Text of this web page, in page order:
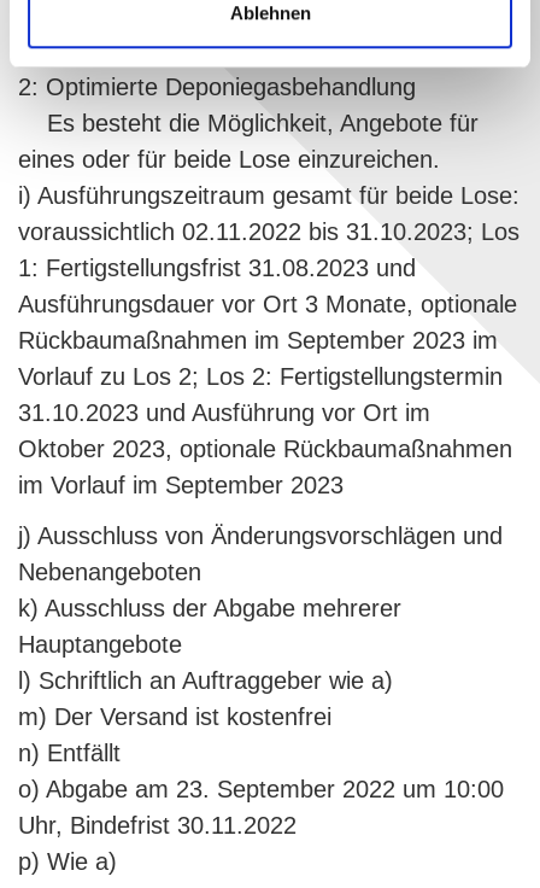
Ablehnen
keine Planungsleistungen gefordert
h) Los 1: Optimierte Deponiegasfassung – Los
2: Optimierte Deponiegasbehandlung
Es besteht die Möglichkeit, Angebote für
eines oder für beide Lose einzureichen.
i) Ausführungszeitraum gesamt für beide Lose:
voraussichtlich 02.11.2022 bis 31.10.2023; Los
1: Fertigstellungsfrist 31.08.2023 und
Ausführungsdauer vor Ort 3 Monate, optionale
Rückbaumaßnahmen im September 2023 im
Vorlauf zu Los 2; Los 2: Fertigstellungstermin
31.10.2023 und Ausführung vor Ort im
Oktober 2023, optionale Rückbaumaßnahmen
im Vorlauf im September 2023
j) Ausschluss von Änderungsvorschlägen und
Nebenangeboten
k) Ausschluss der Abgabe mehrerer
Hauptangebote
l) Schriftlich an Auftraggeber wie a)
m) Der Versand ist kostenfrei
n) Entfällt
o) Abgabe am 23. September 2022 um 10:00
Uhr, Bindefrist 30.11.2022
p) Wie a)